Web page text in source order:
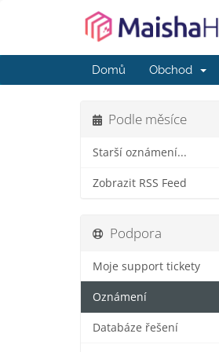
Domů Obchod
Podle měsíce
Starší oznámení...
Zobrazit RSS Feed
Podpora
Moje support tickety
Oznámení
Databáze řešení